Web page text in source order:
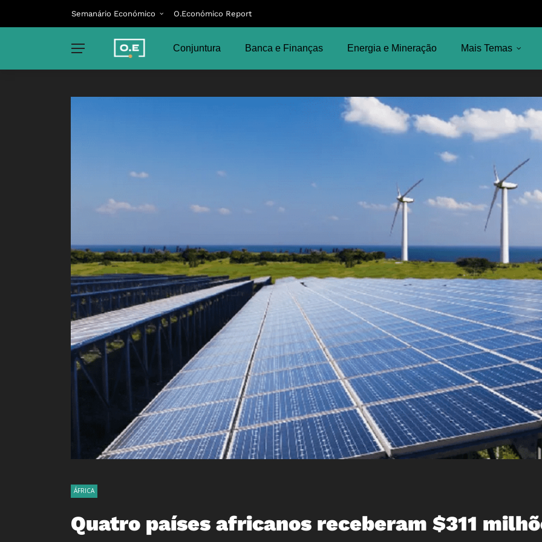
Semanário Económico O.Económico Report
Conjuntura Banca e Finanças Energia e Mineração Mais Temas
ÁFRICA
Quatro países africanos receberam $311